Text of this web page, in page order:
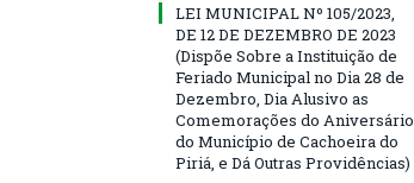
LEI MUNICIPAL Nº 105/2023,
DE 12 DE DEZEMBRO DE 2023
(Dispõe Sobre a Instituição de
Feriado Municipal no Dia 28 de
Dezembro, Dia Alusivo as
Comemorações do Aniversário
do Município de Cachoeira do
Piriá, e Dá Outras Providências)